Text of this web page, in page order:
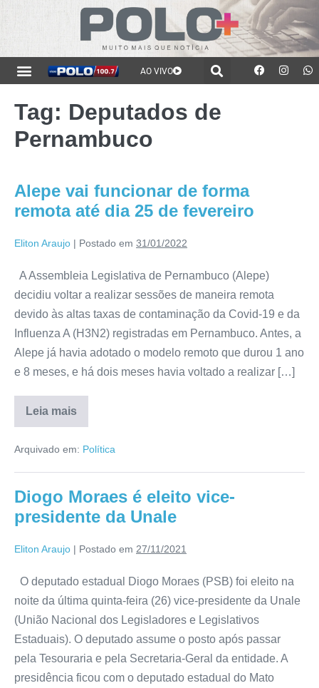
AO VIVO
Tag: Deputados de
Pernambuco
Alepe vai funcionar de forma
remota até dia 25 de fevereiro
Eliton Araujo | Postado em 31/01/2022
A Assembleia Legislativa de Pernambuco (Alepe)
decidiu voltar a realizar sessões de maneira remota
devido às altas taxas de contaminação da Covid-19 e da
Influenza A (H3N2) registradas em Pernambuco. Antes, a
Alepe já havia adotado o modelo remoto que durou 1 ano
e 8 meses, e há dois meses havia voltado a realizar […]
Leia mais
Arquivado em: Política
Diogo Moraes é eleito vice-
presidente da Unale
Eliton Araujo | Postado em 27/11/2021
O deputado estadual Diogo Moraes (PSB) foi eleito na
noite da última quinta-feira (26) vice-presidente da Unale
(União Nacional dos Legisladores e Legislativos
Estaduais). O deputado assume o posto após passar
pela Tesouraria e pela Secretaria-Geral da entidade. A
presidência ficou com o deputado estadual do Mato